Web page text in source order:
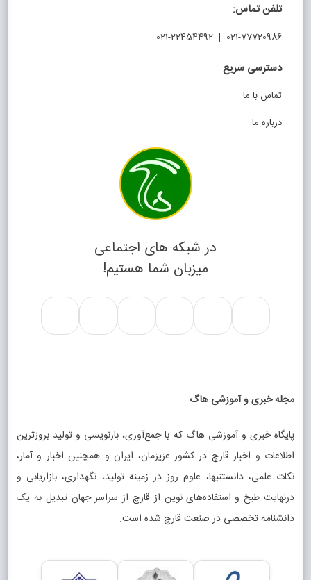
تلفن تماس:
021-77720986 | 021-22454492
دسترسی سریع
تماس با ما
درباره ما
در شبکه های اجتماعی
میزبان شما هستیم!
مجله خبری و آموزشی هاگ
پایگاه خبری و آموزشی هاگ که با جمع‌آوری، بازنویسی و تولید بروزترین
اطلاعات و اخبار قارچ در کشور عزیزمان، ایران و همچنین اخبار و آمار،
نکات علمی، دانستنیها، علوم روز در زمینه تولید، نگهداری، بازاریابی و
درنهایت طبخ و استفاده‌های نوین از قارچ از سراسر جهان تبدیل به یک
دانشنامه تخصصی در صنعت قارچ شده است.